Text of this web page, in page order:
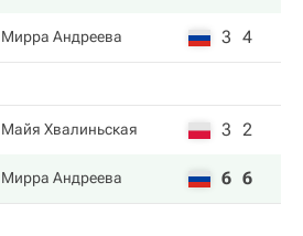
Мирра Андреева 3 4
Майя Хвалиньская 3 2
Мирра Андреева 6 6